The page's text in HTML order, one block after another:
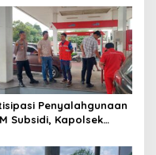
Kerja
Penyalahgunaan
Subsidi, Kapolsek
di SPBU